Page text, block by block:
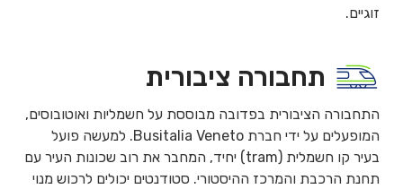
זוגיים.
תחבורה ציבורית
התחבורה הציבורית בפדובה מבוססת על חשמליות ואוטובוסים,
המופעלים על ידי חברת Busitalia Veneto. למעשה פועל
בעיר קו חשמלית (tram) יחיד, המחבר את רוב שכונות העיר עם
תחנת הרכבת והמרכז ההיסטורי. סטודנטים יכולים לרכוש מנוי